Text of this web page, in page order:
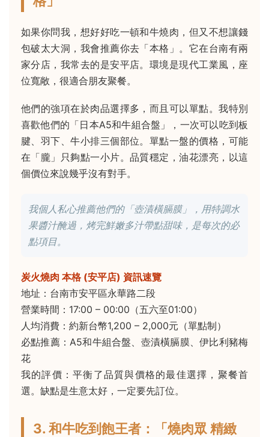
如果你問我，想好好吃一頓和牛燒肉，但又不想讓錢
包破太大洞，我會推薦你去「本格」。它在台南有兩
家分店，我常去的是安平店。環境是現代工業風，座
位寬敞，很適合朋友聚餐。
他們的強項在於肉品選擇多，而且可以單點。我特別
喜歡他們的「日本A5和牛組合盤」，一次可以吃到板
腱、羽下、牛小排三個部位。單點一盤的價格，可能
在「朧」只夠點一小片。品質穩定，油花漂亮，以這
個價位來說幾乎沒有對手。
我個人私心推薦他們的「壺漬橫膈膜」，用特調水
果醬汁醃過，烤完鮮嫩多汁帶點甜味，是每次的必
點項目。
炭火燒肉 本格 (安平店) 資訊速覽
地址：台南市安平區永華路二段
營業時間：17:00 – 00:00（五六至01:00）
人均消費：約新台幣1,200 – 2,000元（單點制）
必點推薦：A5和牛組合盤、壺漬橫膈膜、伊比利豬梅
花
我的評價：平衡了品質與價格的最佳選擇，聚餐首
選。缺點是生意太好，一定要先訂位。
3. 和牛吃到飽王者：「燒肉眾 精緻